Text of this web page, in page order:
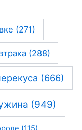
(271)
(288)
(666)
(949)